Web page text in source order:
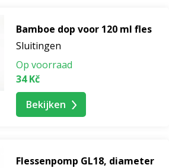
Bamboe dop voor 120 ml fles
Sluitingen
Op voorraad
34 Kč
Bekijken
Flessenpomp GL18, diameter